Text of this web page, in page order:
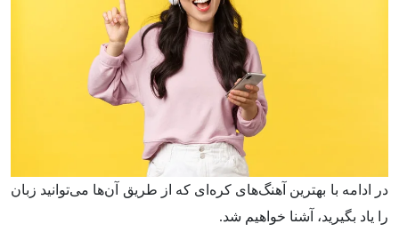
در ادامه با بهترین آهنگ‌های کره‌ای که از طریق آن‌ها می‌توانید زبان
را یاد بگیرید، آشنا خواهیم شد.